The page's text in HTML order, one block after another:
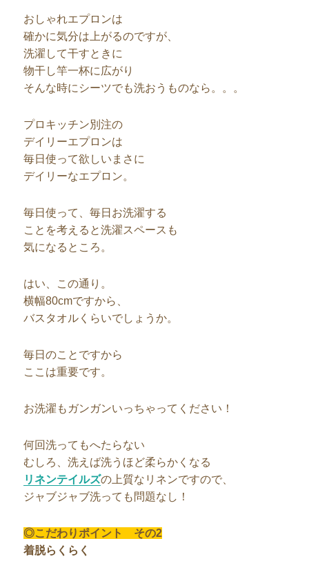
おしゃれエプロンは
確かに気分は上がるのですが、
洗濯して干すときに
物干し竿一杯に広がり
そんな時にシーツでも洗おうものなら。。。
プロキッチン別注の
デイリーエプロンは
毎日使って欲しいまさに
デイリーなエプロン。
毎日使って、毎日お洗濯する
ことを考えると洗濯スペースも
気になるところ。
はい、この通り。
横幅80cmですから、
バスタオルくらいでしょうか。
毎日のことですから
ここは重要です。
お洗濯もガンガンいっちゃってください！
何回洗ってもへたらない
むしろ、洗えば洗うほど柔らかくなる
リネンテイルズの上質なリネンですので、
ジャブジャブ洗っても問題なし！
◎こだわりポイント その2
着脱らくらく